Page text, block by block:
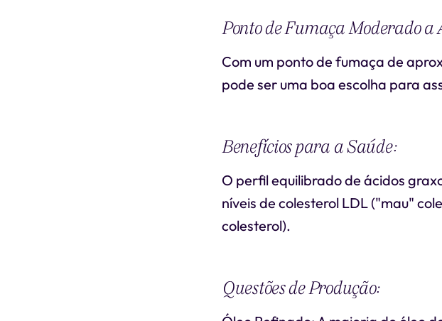
Ponto de Fumaça Moderado a
Com um ponto de fumaça de
pode ser uma boa escolha para
Benefícios para a Saúde:
O perfil equilibrado de ácidos
níveis de colesterol LDL ("mau"
colesterol).
Questões de Produção: